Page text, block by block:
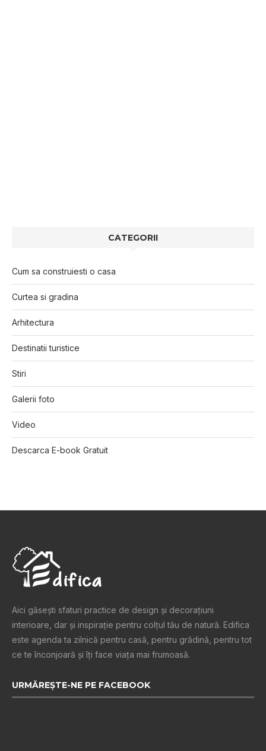
CATEGORII
Cum sa construiesti o casa
Curtea si gradina
Arhitectura
Destinatii turistice
Stiri
Galerii foto
Video
Descarca E-book Gratuit
Aici găsești sfaturi practice de design şi decoraţiuni
interioare, dar și inspiraţie pentru colţul tău de natură. Edifica
este agenda ta zilnică pentru casă, pentru grădină, pentru tot
ce te înconjoară şi îţi face viaţa mai frumoasă.
URMĂREȘTE-NE PE FACEBOOK